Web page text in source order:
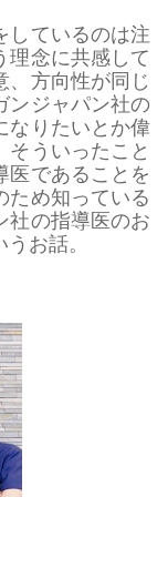
しているのは注
理念に共感して
、方向性が同じ
ンジャパン社の
なりたいとか偉
そういったこと
医であることを
ため知っている
社の指導医のお
お話。